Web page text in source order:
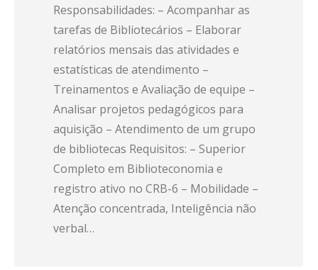
Responsabilidades: – Acompanhar as
tarefas de Bibliotecários – Elaborar
relatórios mensais das atividades e
estatísticas de atendimento –
Treinamentos e Avaliação de equipe –
Analisar projetos pedagógicos para
aquisição – Atendimento de um grupo
de bibliotecas Requisitos: – Superior
Completo em Biblioteconomia e
registro ativo no CRB-6 – Mobilidade –
Atenção concentrada, Inteligência não
verbal…